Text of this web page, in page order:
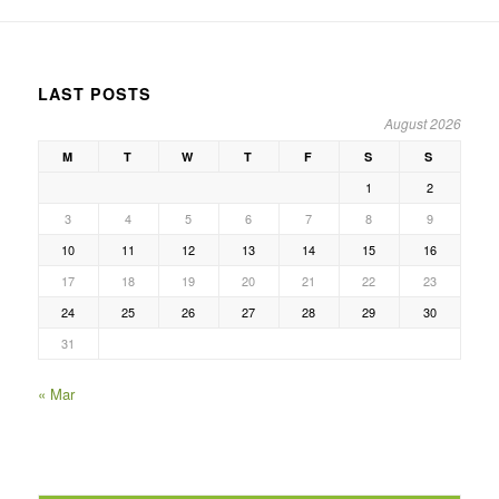
LAST POSTS
August 2026
M T W T F S S
1
2
3
4 5 6 7 8
9
10
11 12 13 14 15
16
17
18 19 20 21 22
23
24
25 26 27 28 29
30
31
« Mar